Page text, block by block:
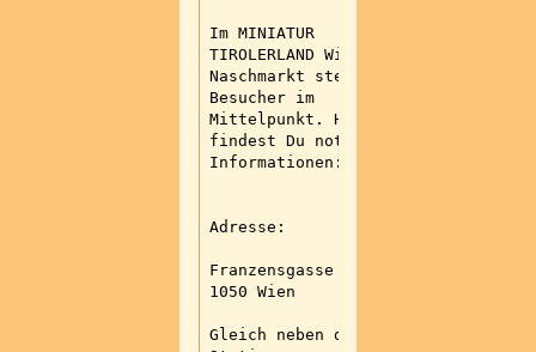
Im MINIATUR
TIROLERLAND Wien-
Naschmarkt steht der
Besucher im
Mittelpunkt. Hier
findest Du notwendige
Informationen:
Adresse:
Franzensgasse 18 in
1050 Wien
Gleich neben der U4-